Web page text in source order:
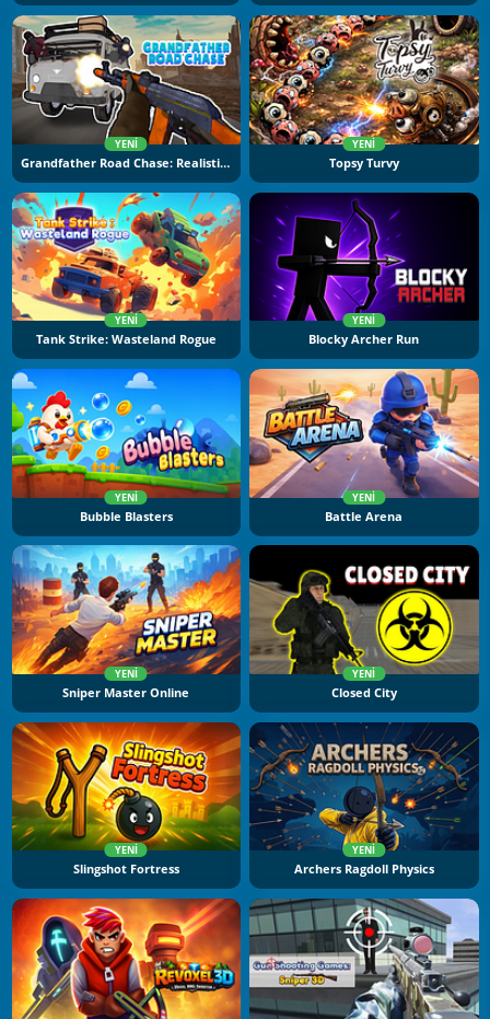
YENI
Grandfather Road Chase: Realistic Shooter
YENI
Topsy Turvy
YENI
Tank Strike: Wasteland Rogue
YENI
Blocky Archer Run
YENI
Bubble Blasters
YENI
Battle Arena
YENI
Sniper Master Online
YENI
Closed City
YENI
Slingshot Fortress
YENI
Archers Ragdoll Physics